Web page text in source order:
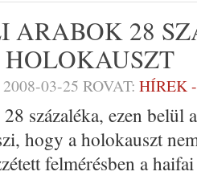
ARABOK 28
2008-03-25 ROVAT: HÍREK
százaléka, ezen belül
hogy a holokauszt
felmérésben a